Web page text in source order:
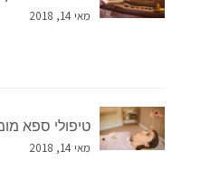
מאי 14, 2018
טיפולי ספא
מאי 14, 2018